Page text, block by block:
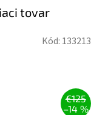
tovar
€125
–14 %
Kód: 133213